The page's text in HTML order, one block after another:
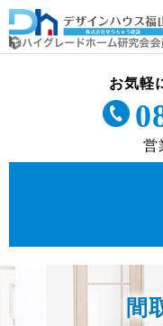
お気軽
営
間